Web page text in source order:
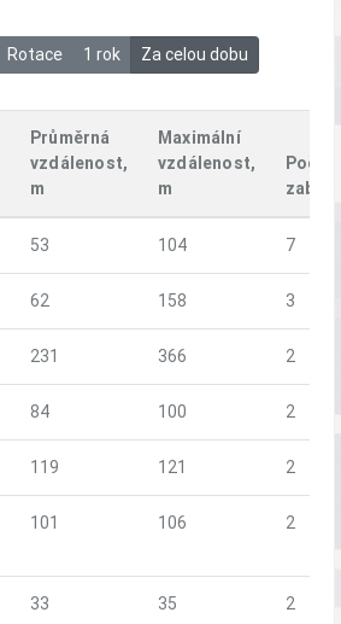
Rotace 1 rok Za celou dobu
Průměrná
vzdálenost,
m
Maximální
vzdálenost,
m
Počet
zabití
53 104 7
62 158 3
231 366 2
84 100 2
119 121 2
101 106 2
33 35 2